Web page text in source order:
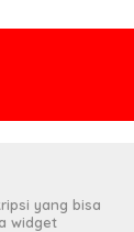
yang bisa
widget